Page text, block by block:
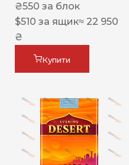
₴550 за блок
$510 за ящик≈ 22 950
₴
Купити